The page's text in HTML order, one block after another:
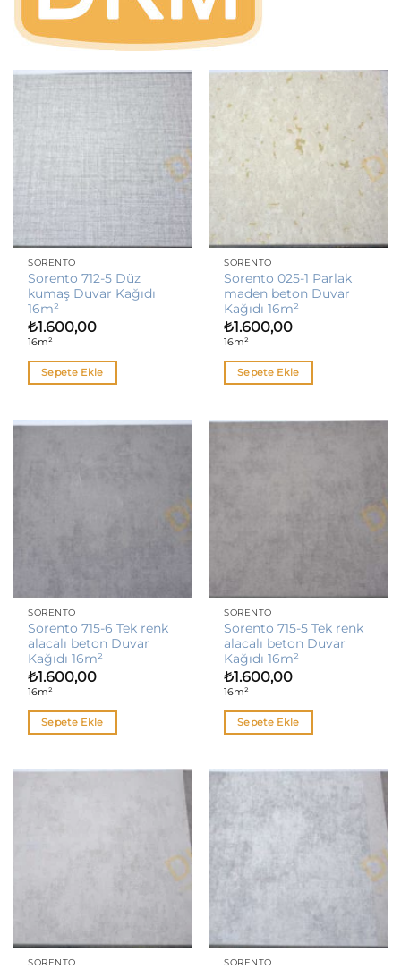
SORENTO
Sorento 712-5 Düz
kumaş Duvar Kağıdı
16m²
₺1.600,00
16m²
Sepete Ekle
SORENTO
Sorento 025-1 Parlak
maden beton Duvar
Kağıdı 16m²
₺1.600,00
16m²
Sepete Ekle
SORENTO
Sorento 715-6 Tek renk
alacalı beton Duvar
Kağıdı 16m²
₺1.600,00
16m²
Sepete Ekle
SORENTO
Sorento 715-5 Tek renk
alacalı beton Duvar
Kağıdı 16m²
₺1.600,00
16m²
Sepete Ekle
SORENTO SORENTO